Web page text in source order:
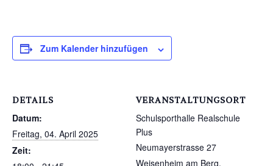
Zum Kalender hinzufügen
DETAILS
Datum:
Freitag, 04. April 2025
Zeit:
VERANSTALTUNGSORT
Schulsporthalle Realschule
Plus
Neumayerstrasse 27
Weisenheim am Berg,